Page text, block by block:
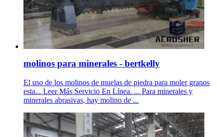
molinos para minerales - bertkelly
El uso de los molinos de muelas de piedra para moler granos
esta... Leer Más Servicio En Línea. ... Para minerales y
minerales abrasivas, hay molino de ...